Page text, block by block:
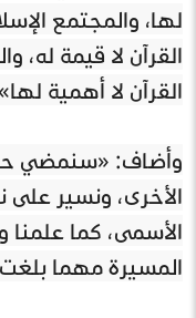
لها، والمجتمع
القرآن لا قيمة له،
القرآن لا أهمية
وأضاف: «سنمضي
الأخرى، ونسير على
الأسمى، كما
المسيرة مهما